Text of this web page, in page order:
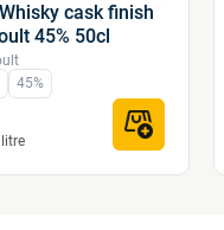
cask finish
45% 50cl
45%